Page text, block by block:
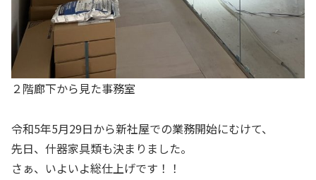
２階廊下から見た事務室
令和5年5月29日から新社屋での業務開始にむけて、
先日、什器家具類も決まりました。
さぁ、いよいよ総仕上げです！！